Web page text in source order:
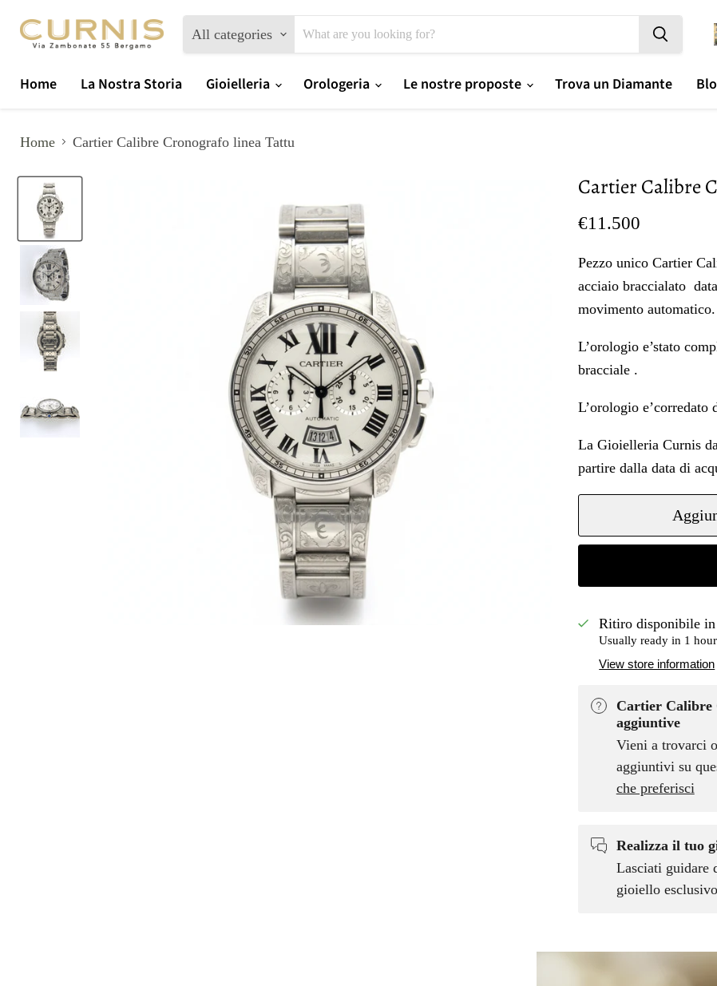
All categories
Home La Nostra Storia Gioielleria Orologeria Le nostre proposte Trova un Diamante
Home Cartier Calibre Cronografo linea Tattu
Cartier Calibre
Prezzo oggi
€11.500
Pezzo unico Cartier
acciaio braccialato
movimento automatico.
L’orologio e’stato
bracciale .
L’orologio e’corredato
La Gioielleria Curnis
partire dalla data di
Ritiro disponibile
Usually ready in 1 hour
View store information
Cartier Calibre
aggiuntive
Vieni a trovarci
aggiuntivi su
che preferisci
Realizza il tuo
Lasciati guidare
gioiello